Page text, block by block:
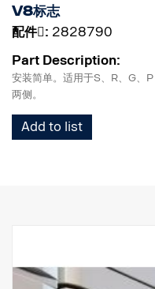
V8标志
配件􀌸: 2828790
Part Description:
安装简单。适用于S、R、G、
两侧。
Add to list